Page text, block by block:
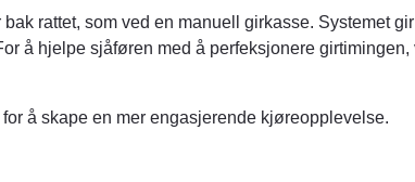
rattet, som ved en manuell girkasse. Systemet
å hjelpe sjåføren med å perfeksjonere girtimingen,
å skape en mer engasjerende kjøreopplevelse.